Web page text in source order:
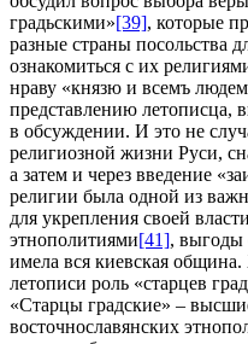
градьскими»[39], которые
разные страны посольства
ознакомиться с их
нраву «князю и всемъ
представлению летописца,
в обсуждении. И это не
религиозной жизни Руси,
а затем и через введение
религии была одной из
для укрепления своей
этнополитиями[41], выгоды
имела вся киевская
летописи роль «старцев
«Старцы градские» –
восточнославянских